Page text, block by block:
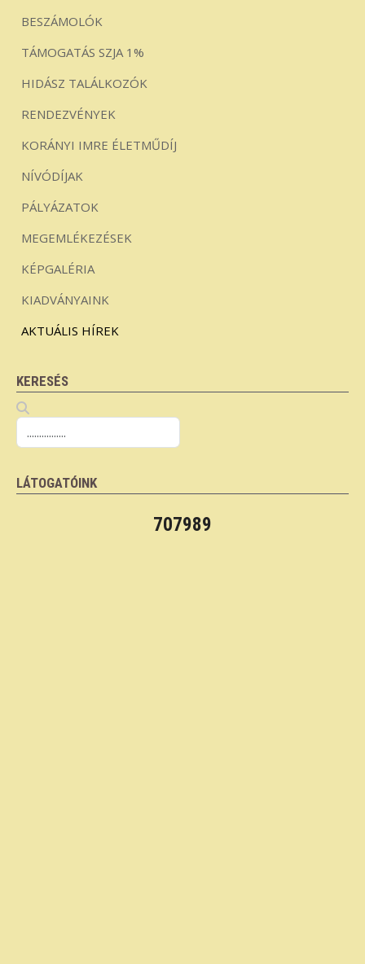
BESZÁMOLÓK
TÁMOGATÁS SZJA 1%
HIDÁSZ TALÁLKOZÓK
RENDEZVÉNYEK
KORÁNYI IMRE ÉLETMŰDÍJ
NÍVÓDÍJAK
PÁLYÁZATOK
MEGEMLÉKEZÉSEK
KÉPGALÉRIA
KIADVÁNYAINK
AKTUÁLIS HÍREK
KERESÉS
LÁTOGATÓINK
707989